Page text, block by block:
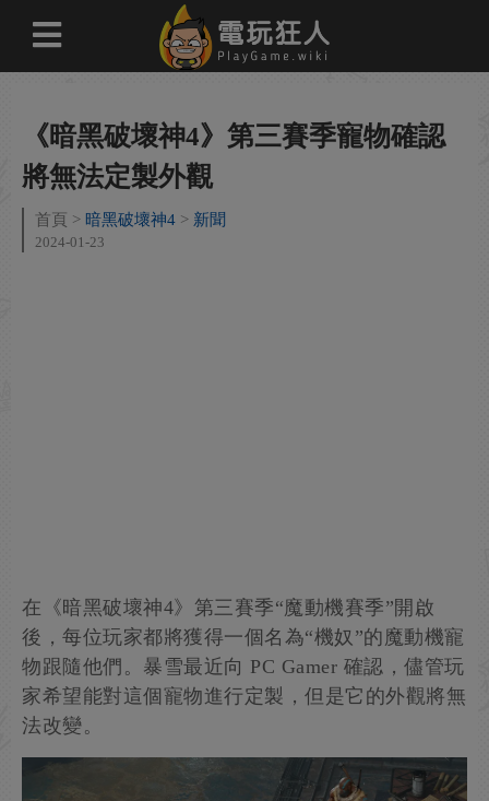
《暗黑破壞神4》第三賽季寵物確認
將無法定製外觀
首頁 暗黑破壞神4 新聞
2024-01-23
在《暗黑破壞神4》第三賽季“魔動機賽季”開啟
後，每位玩家都將獲得一個名為“機奴”的魔動機寵
物跟隨他們。暴雪最近向 PC Gamer 確認，儘管玩
家希望能對這個寵物進行定製，但是它的外觀將無
法改變。